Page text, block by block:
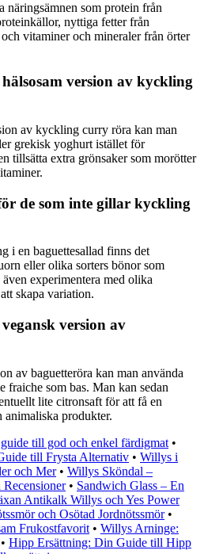
näringsämnen som protein från
nyttiga fetter från
vitaminer och mineraler från örter
version av kyckling
av kyckling curry röra kan man
grekisk yoghurt istället för
tillsätta extra grönsaker som morötter
de som inte gillar kyckling
i en baguettesallad finns det
eller olika sorters bönor som
experimentera med olika
skapa variation.
version av
av baguetteröra kan man använda
fraiche som bas. Man kan sedan
lite citronsaft för att få en
produkter.
till god och enkel färdigmat •
till Frysta Alternativ • Willys i
och Mer• Willys Sköndal –
• Sandwich Glass – En
Antikalk Willys och Yes Power
och Osötad Jordnötssmör•
Frukostfavorit • Willys Arninge:
Hipp Ersättning: Din Guide till Hipp